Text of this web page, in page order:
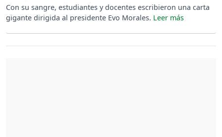
Con su sangre, estudiantes y docentes escribieron una carta
gigante dirigida al presidente Evo Morales.